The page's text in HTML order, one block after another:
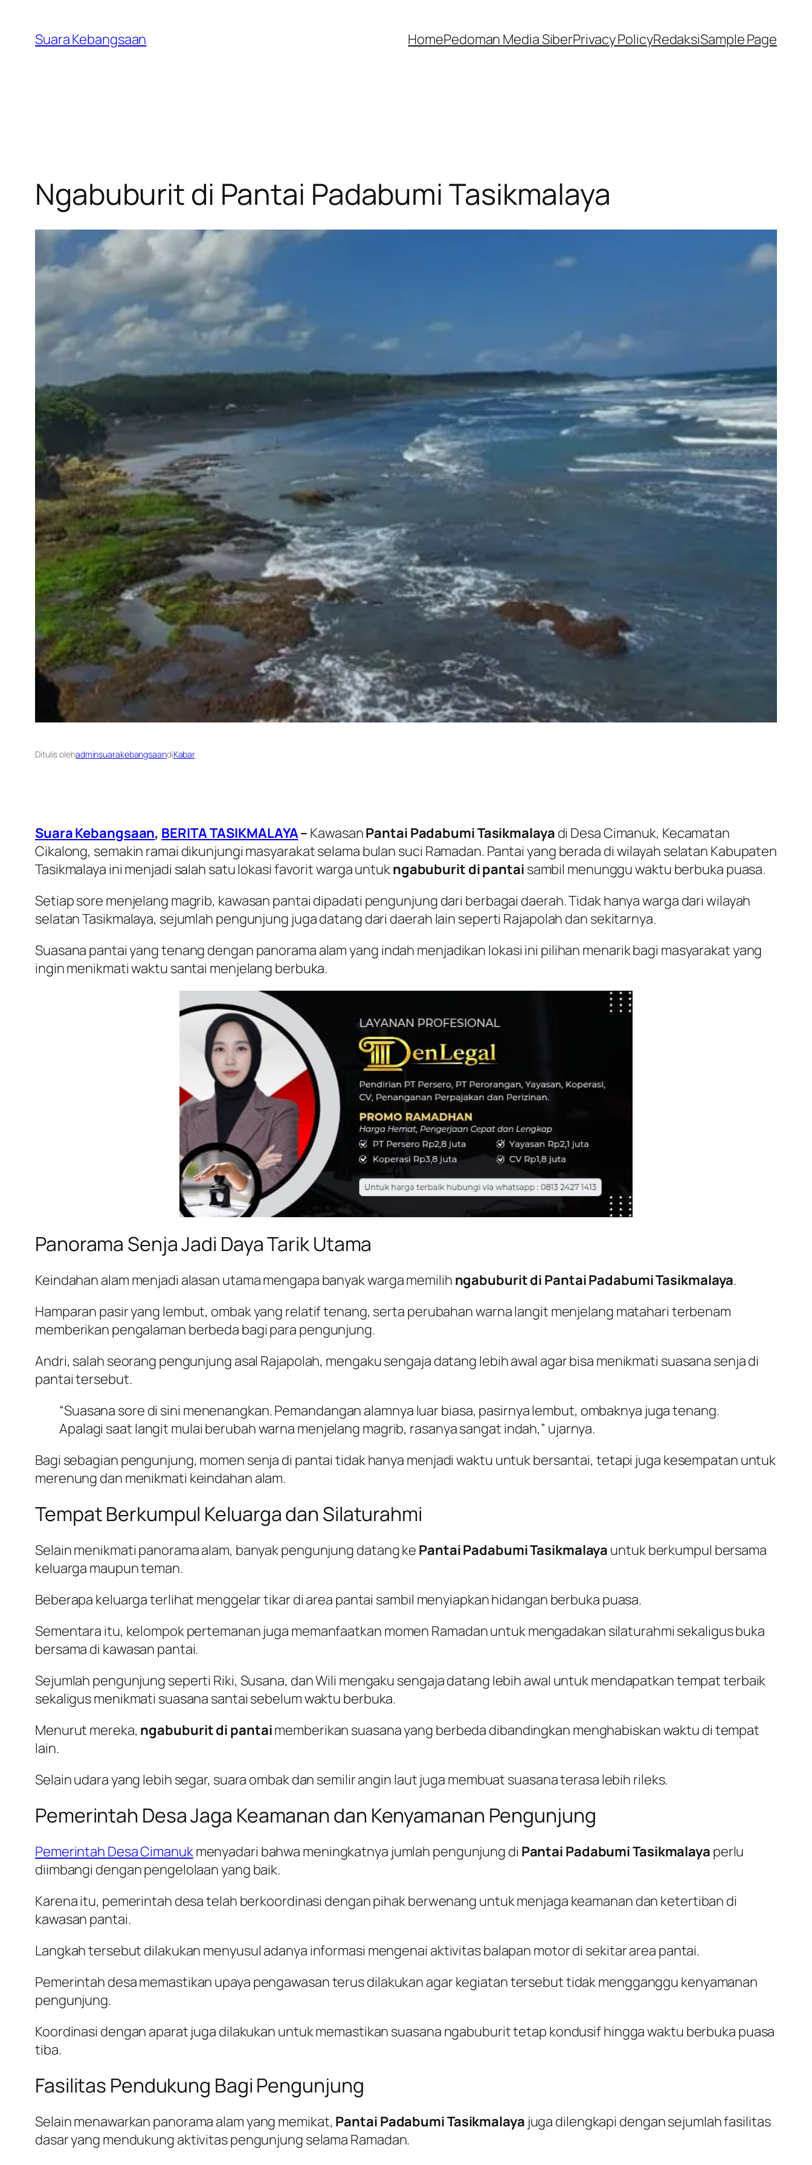
konten
Suara Kebangsaan HomePedoman Media SiberPrivacy PolicyRedaksiSample Page
Ngabuburit di Pantai Padabumi Tasikmalaya
Ditulis olehadminsuarakebangsaandiKabar
Suara Kebangsaan, BERITA TASIKMALAYA– KawasanPantai Padabumi Tasikmalaya di Desa Cimanuk, Kecamatan
Cikalong, semakin ramai dikunjungi masyarakat selama bulan suci Ramadan. Pantai yang berada di wilayah selatan Kabupaten
Tasikmalaya ini menjadi salah satu lokasi favorit warga untukngabuburit di pantai sambil menunggu waktu berbuka puasa.
Setiap sore menjelang magrib, kawasan pantai dipadati pengunjung dari berbagai daerah. Tidak hanya warga dari wilayah
selatan Tasikmalaya, sejumlah pengunjung juga datang dari daerah lain seperti Rajapolah dan sekitarnya.
Suasana pantai yang tenang dengan panorama alam yang indah menjadikan lokasi ini pilihan menarik bagi masyarakat yang
ingin menikmati waktu santai menjelang berbuka.
Panorama Senja Jadi Daya Tarik Utama
Keindahan alam menjadi alasan utama mengapa banyak warga memilih ngabuburit di Pantai Padabumi Tasikmalaya.
Hamparan pasir yang lembut, ombak yang relatif tenang, serta perubahan warna langit menjelang matahari terbenam
memberikan pengalaman berbeda bagi para pengunjung.
Andri, salah seorang pengunjung asal Rajapolah, mengaku sengaja datang lebih awal agar bisa menikmati suasana senja di
pantai tersebut.
“Suasana sore di sini menenangkan. Pemandangan alamnya luar biasa, pasirnya lembut, ombaknya juga tenang.
Apalagi saat langit mulai berubah warna menjelang magrib, rasanya sangat indah,” ujarnya.
Bagi sebagian pengunjung, momen senja di pantai tidak hanya menjadi waktu untuk bersantai, tetapi juga kesempatan untuk
merenung dan menikmati keindahan alam.
Tempat Berkumpul Keluarga dan Silaturahmi
Selain menikmati panorama alam, banyak pengunjung datang ke Pantai Padabumi Tasikmalaya untuk berkumpul bersama
keluarga maupun teman.
Beberapa keluarga terlihat menggelar tikar di area pantai sambil menyiapkan hidangan berbuka puasa.
Sementara itu, kelompok pertemanan juga memanfaatkan momen Ramadan untuk mengadakan silaturahmi sekaligus buka
bersama di kawasan pantai.
Sejumlah pengunjung seperti Riki, Susana, dan Wili mengaku sengaja datang lebih awal untuk mendapatkan tempat terbaik
sekaligus menikmati suasana santai sebelum waktu berbuka.
Menurut mereka, ngabuburit di pantaimemberikan suasana yang berbeda dibandingkan menghabiskan waktu di tempat
lain.
Selain udara yang lebih segar, suara ombak dan semilir angin laut juga membuat suasana terasa lebih rileks.
Pemerintah Desa Jaga Keamanan dan Kenyamanan Pengunjung
Pemerintah Desa Cimanukmenyadari bahwa meningkatnya jumlah pengunjung di Pantai Padabumi Tasikmalaya perlu
diimbangi dengan pengelolaan yang baik.
Karena itu, pemerintah desa telah berkoordinasi dengan pihak berwenang untuk menjaga keamanan dan ketertiban di
kawasan pantai.
Langkah tersebut dilakukan menyusul adanya informasi mengenai aktivitas balapan motor di sekitar area pantai.
Pemerintah desa memastikan upaya pengawasan terus dilakukan agar kegiatan tersebut tidak mengganggu kenyamanan
pengunjung.
Koordinasi dengan aparat juga dilakukan untuk memastikan suasana ngabuburit tetap kondusif hingga waktu berbuka puasa
tiba.
Fasilitas Pendukung Bagi Pengunjung
Selain menawarkan panorama alam yang memikat, Pantai Padabumi Tasikmalaya juga dilengkapi dengan sejumlah fasilitas
dasar yang mendukung aktivitas pengunjung selama Ramadan.